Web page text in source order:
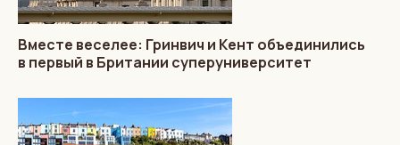
Вместе веселее: Гринвич и Кент объединились
в первый в Британии суперуниверситет